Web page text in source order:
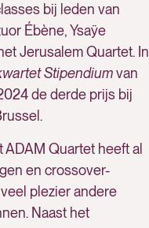
bij leden van
Ébène, Ysaÿe
Jerusalem Quartet. In
Stipendiumvan
de derde prijs bij
Quartet heeft al
en crossover-
plezier andere
Naast het